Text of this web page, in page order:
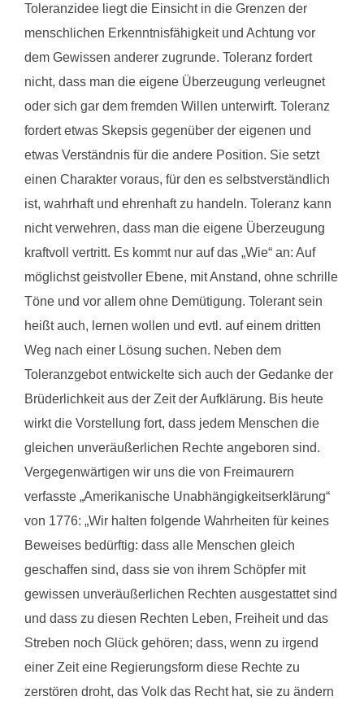
Toleranzidee liegt die Einsicht in die Grenzen der
menschlichen Erkenntnisfähigkeit und Achtung vor
dem Gewissen anderer zugrunde. Toleranz fordert
nicht, dass man die eigene Überzeugung verleugnet
oder sich gar dem fremden Willen unterwirft. Toleranz
fordert etwas Skepsis gegenüber der eigenen und
etwas Verständnis für die andere Position. Sie setzt
einen Charakter voraus, für den es selbstverständlich
ist, wahrhaft und ehrenhaft zu handeln. Toleranz kann
nicht verwehren, dass man die eigene Überzeugung
kraftvoll vertritt. Es kommt nur auf das „Wie“ an: Auf
möglichst geistvoller Ebene, mit Anstand, ohne schrille
Töne und vor allem ohne Demütigung. Tolerant sein
heißt auch, lernen wollen und evtl. auf einem dritten
Weg nach einer Lösung suchen. Neben dem
Toleranzgebot entwickelte sich auch der Gedanke der
Brüderlichkeit aus der Zeit der Aufklärung. Bis heute
wirkt die Vorstellung fort, dass jedem Menschen die
gleichen unveräußerlichen Rechte angeboren sind.
Vergegenwärtigen wir uns die von Freimaurern
verfasste „Amerikanische Unabhängigkeitserklärung“
von 1776: „Wir halten folgende Wahrheiten für keines
Beweises bedürftig: dass alle Menschen gleich
geschaffen sind, dass sie von ihrem Schöpfer mit
gewissen unveräußerlichen Rechten ausgestattet sind
und dass zu diesen Rechten Leben, Freiheit und das
Streben noch Glück gehören; dass, wenn zu irgend
einer Zeit eine Regierungsform diese Rechte zu
zerstören droht, das Volk das Recht hat, sie zu ändern